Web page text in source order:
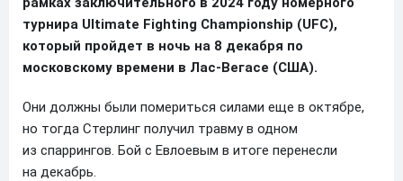
турнира Ultimate Fighting Championship (UFC),
который пройдет в ночь на 8 декабря по
московскому времени в Лас-Вегасе (США).
Они должны были помериться силами еще в октябре,
но тогда Стерлинг получил травму в одном
из спаррингов. Бой с Евлоевым в итоге перенесли
на декабрь.